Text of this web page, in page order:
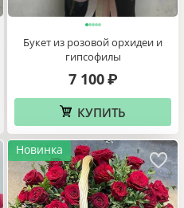
Букет из розовой орхидеи и
гипсофилы
7 100 ₽
КУПИТЬ
Новинка